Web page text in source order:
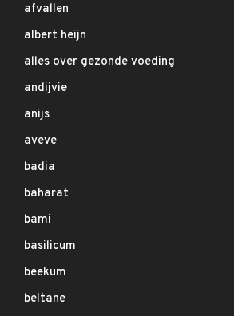
afvallen
albert heijn
alles over gezonde voeding
andijvie
anijs
aveve
badia
baharat
bami
basilicum
beekum
beltane